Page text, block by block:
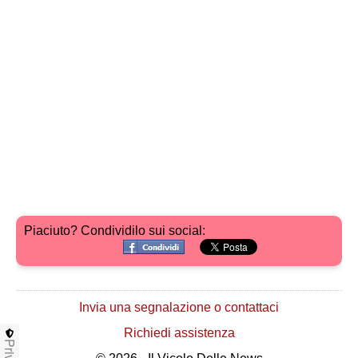
Piaciuto? Condividilo sui social:
Invia una segnalazione o contattaci
Richiedi assistenza